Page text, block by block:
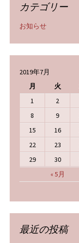
カテゴリー
お知らせ
2019年7月
月
火
« 5月
1 2
8
9
15
16
22
23
29
30
最近の投稿